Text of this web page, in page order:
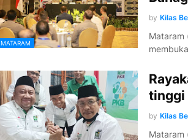
MATARAM
by Kilas
Mataram
tinggi
by Kilas
Mataram